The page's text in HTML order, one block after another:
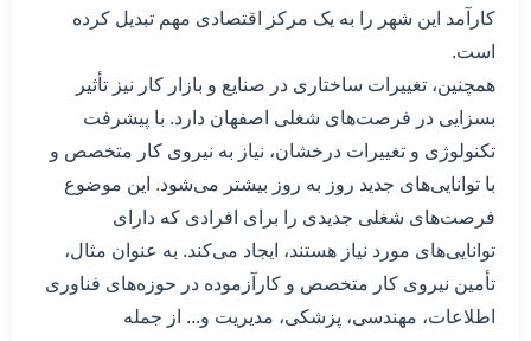
کارآمد این شهر را به یک مرکز اقتصادی مهم تبدیل کرده
است.
همچنین، تغییرات ساختاری در صنایع و بازار کار نیز تأثیر
بسزایی در فرصت‌های شغلی اصفهان دارد. با پیشرفت
تکنولوژی و تغییرات درخشان، نیاز به نیروی کار متخصص و
با توانایی‌های جدید روز به روز بیشتر می‌شود. این موضوع
فرصت‌های شغلی جدیدی را برای افرادی که دارای
توانایی‌های مورد نیاز هستند، ایجاد می‌کند. به عنوان مثال،
تأمین نیروی کار متخصص و کارآزموده در حوزه‌های فناوری
اطلاعات، مهندسی، پزشکی، مدیریت و... از جمله